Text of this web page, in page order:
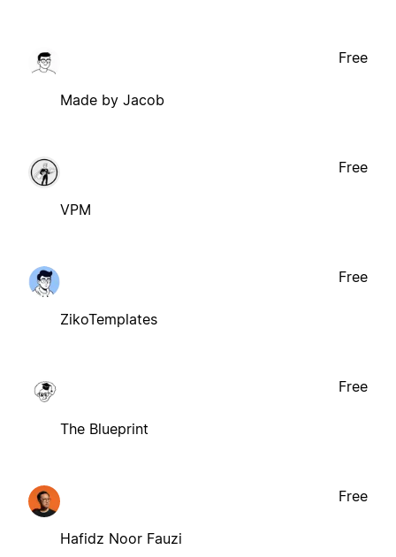
Made by Jacob
Free
VPM
Free
ZikoTemplates
Free
The Blueprint
Free
Hafidz Noor Fauzi
Free